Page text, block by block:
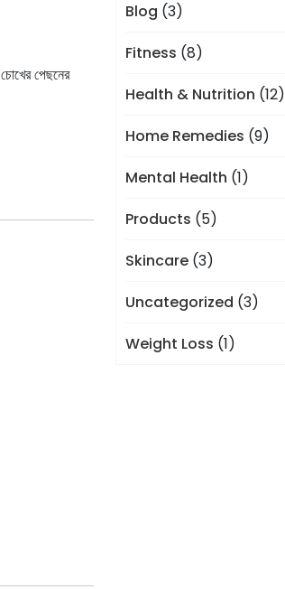
চোখের পেছনের
Blog (3)
Fitness (8)
Health & Nutrition (12)
Home Remedies (9)
Mental Health (1)
Products (5)
Skincare (3)
Uncategorized (3)
Weight Loss (1)